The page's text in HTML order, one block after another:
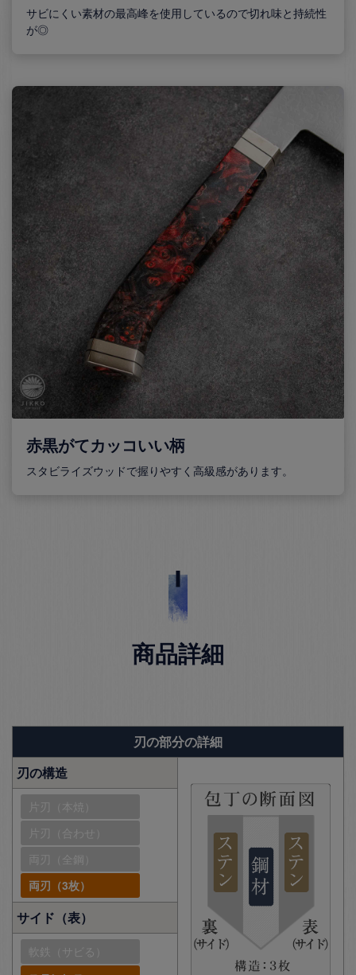
サビにくい素材の最高峰を使用しているので切れ味と持続性
が◎
赤黒がてカッコいい柄
スタビライズウッドで握りやすく高級感があります。
商品詳細
刃の部分の詳細
刃の構造
片刃（本焼）
片刃（合わせ）
両刃（全鋼）
両刃（3枚）
サイド（表）
軟鉄（サビる）